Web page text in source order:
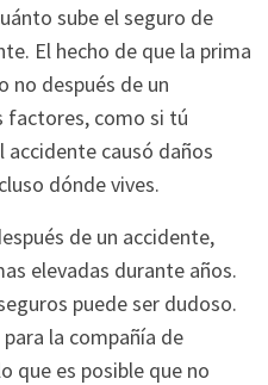
sube el seguro de
El hecho de que la prima
no después de un
factores, como si tú
accidente causó daños
dónde vives.
de un accidente,
elevadas durante años.
puede ser dudoso.
la compañía de
que es posible que no